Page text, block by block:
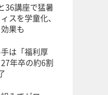
36講座で猛暑
スを学童化、
果も
は「福利厚
年卒の約6割